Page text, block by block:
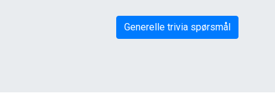
Generelle trivia spørsmål